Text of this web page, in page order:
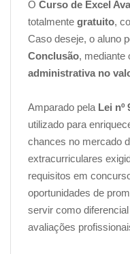
O Curso de Excel
totalmente gratuito,
Caso deseje, o aluno
Conclusão, mediante
administrativa no
Amparado pela Lei nº
utilizado para
chances no mercado
extracurriculares
requisitos em
oportunidades de
servir como
avaliações